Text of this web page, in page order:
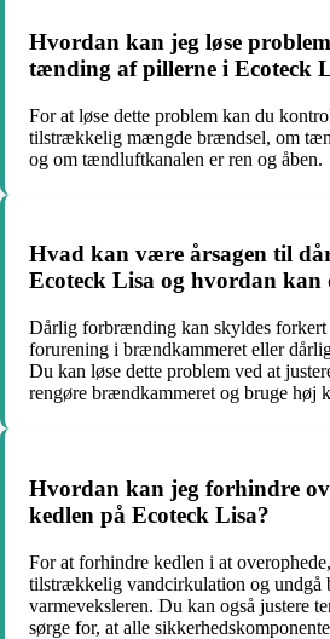
Hvordan kan jeg løse
tænding af pillerne i Ecoteck
For at løse dette problem kan du
tilstrækkelig mængde brændsel, om
og om tændluftkanalen er ren og åben.
Hvad kan være årsagen til
Ecoteck Lisa og hvordan kan
Dårlig forbrænding kan skyldes
forurening i brændkammeret eller
Du kan løse dette problem ved at
rengøre brændkammeret og bruge høj
Hvordan kan jeg forhindre
kedlen på Ecoteck Lisa?
For at forhindre kedlen i at
tilstrækkelig vandcirkulation og undgå
varmeveksleren. Du kan også justere
sørge for, at alle